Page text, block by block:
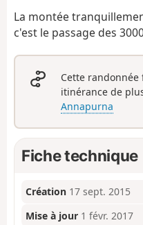
La montée
c'est le passage des
Cette
itinérance de
Annapurna
Fiche technique
Création 17 sept. 2015
Mise à jour 1 févr. 2017